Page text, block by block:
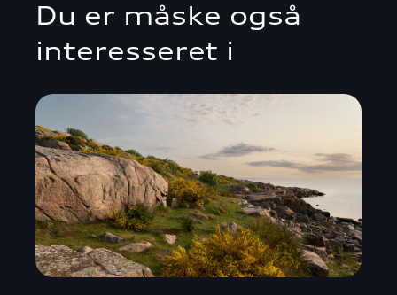
Du er måske også
interesseret i